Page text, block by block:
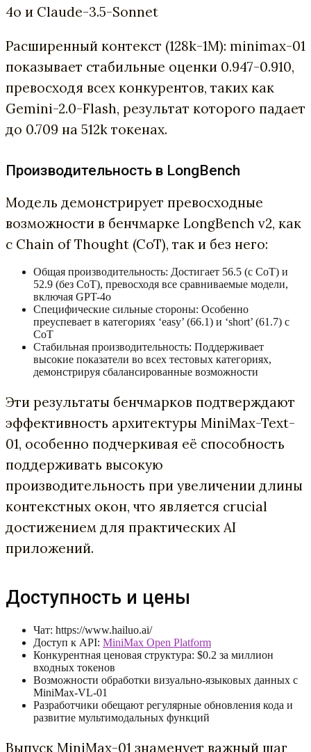
4o и Claude-3.5-Sonnet
Расширенный контекст (128k-1M): minimax-01
показывает стабильные оценки 0.947-0.910,
превосходя всех конкурентов, таких как
Gemini-2.0-Flash, результат которого падает
до 0.709 на 512k токенах.
Производительность в LongBench
Модель демонстрирует превосходные
возможности в бенчмарке LongBench v2, как
с Chain of Thought (CoT), так и без него:
Общая производительность: Достигает 56.5 (с CoT) и
52.9 (без CoT), превосходя все сравниваемые модели,
включая GPT-4o
Специфические сильные стороны: Особенно
преуспевает в категориях ‘easy’ (66.1) и ‘short’ (61.7) с
CoT
Стабильная производительность: Поддерживает
высокие показатели во всех тестовых категориях,
демонстрируя сбалансированные возможности
Эти результаты бенчмарков подтверждают
эффективность архитектуры MiniMax-Text-
01, особенно подчеркивая её способность
поддерживать высокую
производительность при увеличении длины
контекстных окон, что является crucial
достижением для практических AI
приложений.
Доступность и цены
Чат: https://www.hailuo.ai/
Доступ к API: MiniMax Open Platform
Конкурентная ценовая структура: $0.2 за миллион
входных токенов
Возможности обработки визуально-языковых данных с
MiniMax-VL-01
Разработчики обещают регулярные обновления кода и
развитие мультимодальных функций
Выпуск MiniMax-01 знаменует важный шаг